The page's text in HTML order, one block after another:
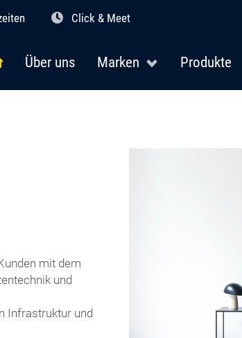
Click & Meet
Über uns Marken Produkte
mit dem
und
Infrastruktur und